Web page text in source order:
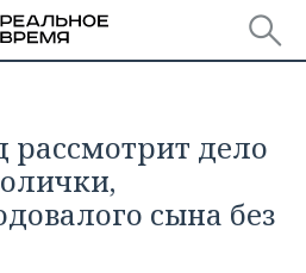
рассмотрит дело
сына без